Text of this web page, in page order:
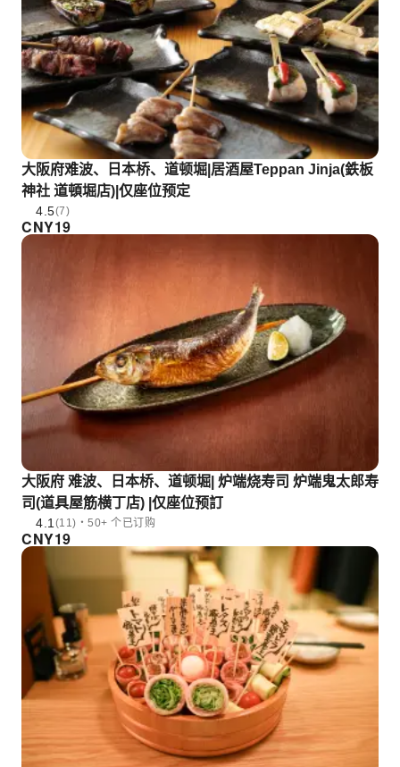
大阪府难波、日本桥、道顿堀|居酒屋Teppan Jinja(鉄板
神社 道頓堀店)|仅座位预定
4.5(7)
CNY19
大阪府 难波、日本桥、道顿堀| 炉端烧寿司 炉端鬼太郎寿
司(道具屋筋横丁店) |仅座位预訂
4.1 (11)・50+ 个已订购
CNY19